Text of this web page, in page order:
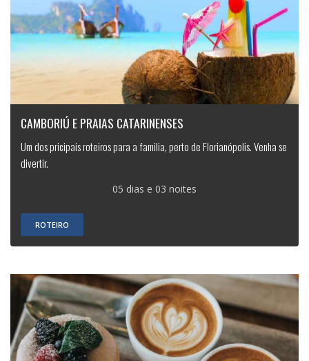
CAMBORIÚ E PRAIAS CATARINENSES
Um dos pricipais roteiros para a familia, perto de Florianópolis. Venha se
divertir.
05 dias e 03 noites
ROTEIRO